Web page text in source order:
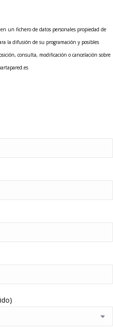
un fichero de datos personales propiedad de
la difusión de su programación y posibles
consulta, modificación o cancelación sobre